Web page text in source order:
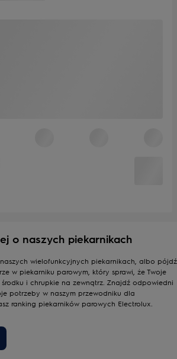
o naszych piekarnikach
wielofunkcyjnych piekarnikach, albo pójdź
w piekarniku parowym, który sprawi, że Twoje
i chrupkie na zewnątrz. Znajdź odpowiedni
potrzeby w naszym przewodniku dla
ranking piekarników parowych Electrolux